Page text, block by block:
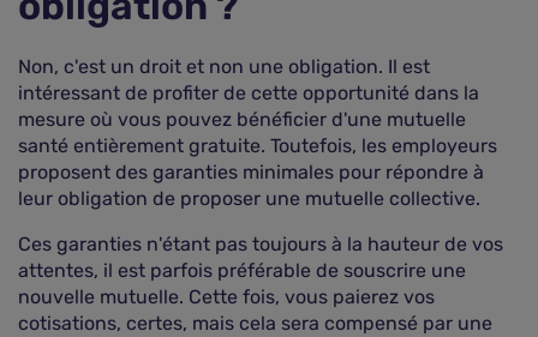
Non, c'est un droit et non une obligation. Il est
intéressant de profiter de cette opportunité dans la
mesure où vous pouvez bénéficier d'une mutuelle
santé entièrement gratuite. Toutefois, les employeurs
proposent des garanties minimales pour répondre à
leur obligation de proposer une mutuelle collective.
Ces garanties n'étant pas toujours à la hauteur de vos
attentes, il est parfois préférable de souscrire une
nouvelle mutuelle. Cette fois, vous paierez vos
cotisations, certes, mais cela sera compensé par une